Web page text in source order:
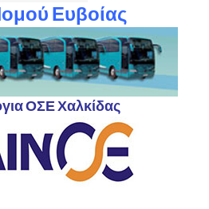
Ευβοίας
ΟΣΕ Χαλκίδας